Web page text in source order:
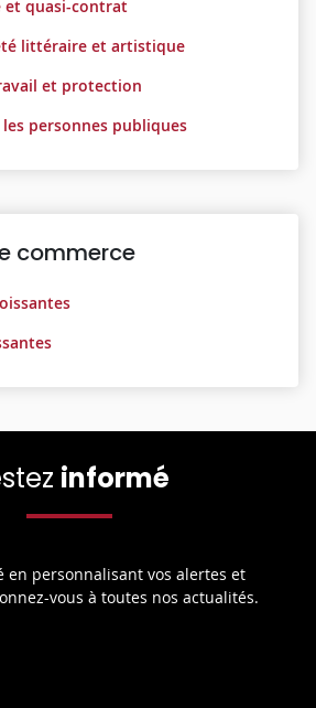
et quasi-contrat
littéraire et artistique
et protection
personnes publiques
commerce
informé
en personnalisant vos alertes et
vous à toutes nos actualités.